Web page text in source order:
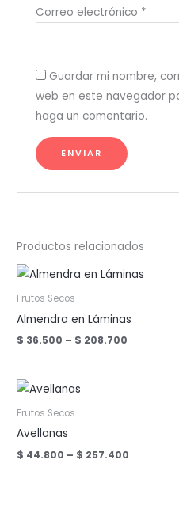
Correo electrónico *
Guardar mi nombre,
web en este navegador
haga un comentario.
Productos relacionados
Frutos Secos
Almendra en Láminas
$ 36.500 – $ 208.700
Frutos Secos
Avellanas
$ 44.800 – $ 257.400